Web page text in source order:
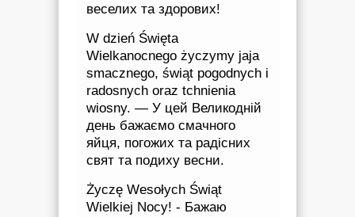
веселих та здорових!
W dzień Święta
Wielkanocnego życzymy jaja
smacznego, świąt pogodnych i
radosnych oraz tchnienia
wiosny. — У цей Великодній
день бажаємо смачного
яйця, погожих та радісних
свят та подиху весни.
Życzę Wesołych Świąt
Wielkiej Nocy! - Бажаю